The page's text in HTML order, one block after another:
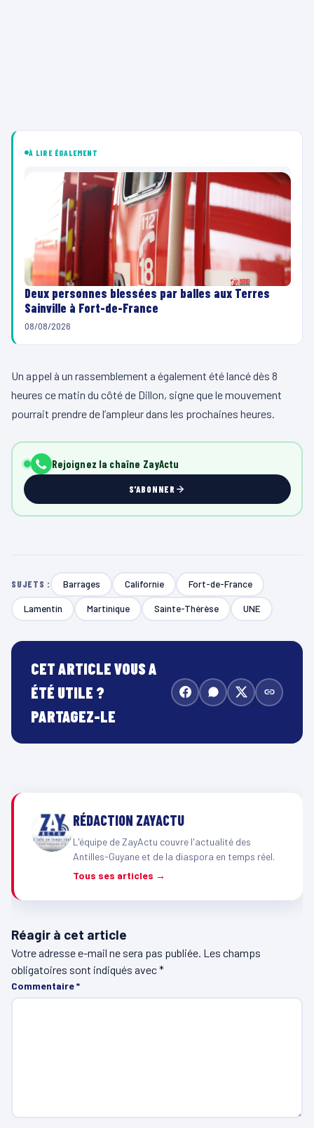
À LIRE ÉGALEMENT
Deux personnes blessées par balles aux Terres
Sainville à Fort-de-France
08/08/2026
Un appel à un rassemblement a également été lancé dès 8
heures ce matin du côté de Dillon, signe que le mouvement
pourrait prendre de l’ampleur dans les prochaines heures.
Rejoignez la chaîne ZayActu
S'ABONNER
SUJETS : Barrages Californie Fort-de-France
Lamentin Martinique Sainte-Thérèse UNE
CET ARTICLE VOUS A
ÉTÉ UTILE ?
PARTAGEZ-LE
RÉDACTION ZAYACTU
L'équipe de ZayActu couvre l'actualité des
Antilles-Guyane et de la diaspora en temps réel.
Tous ses articles →
Réagir à cet article
Votre adresse e-mail ne sera pas publiée. Les champs
obligatoires sont indiqués avec*
Commentaire*